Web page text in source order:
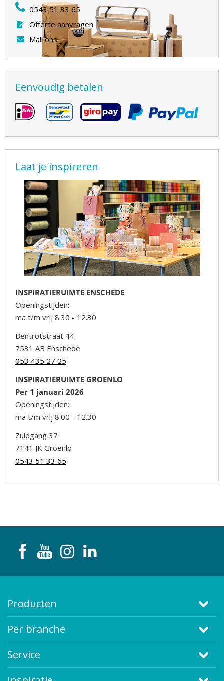
0543 51 33 65
Offerte aanvragen
Mail ons
Eenvoudig betalen
Laat je inspireren
INSPIRATIERUIMTE ENSCHEDE
Openingstijden:
ma t/m vrij 8.30 - 12.30
Bentrotstraat 44
7531 AB Enschede
053 435 27 25
INSPIRATIERUIMTE GROENLO
Per 1 januari 2026
Openingstijden:
ma t/m vrij 8.00 - 12.30
Zuidgang 37
7141 JK Groenlo
0543 51 33 65
Producten
Per branche
Service